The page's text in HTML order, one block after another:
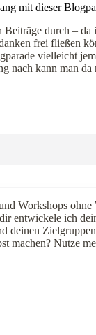
mit dieser
durch –
frei fließen
vielleicht
nach kann man
Workshops
entwickele ich
deinen Zielgruppen
machen? Nutze